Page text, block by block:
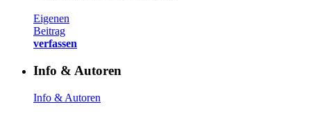
Eigenen
Beitrag
verfassen
Info & Autoren
Info & Autoren